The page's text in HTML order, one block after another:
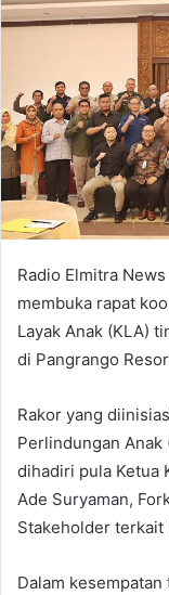
Radio Elmitra
membuka rapat
Layak Anak (KLA)
di Pangrango
Rakor yang
Perlindungan Anak
dihadiri pula Ketua
Ade Suryaman,
Stakeholder terkait
Dalam